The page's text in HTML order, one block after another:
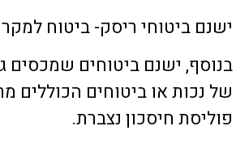
ישנם ביטוחי ריסק- ביטוח
בנוסף, ישנם ביטוחים שמכסים
של נכות או ביטוחים הכוללים
פוליסת חיסכון נצברת.